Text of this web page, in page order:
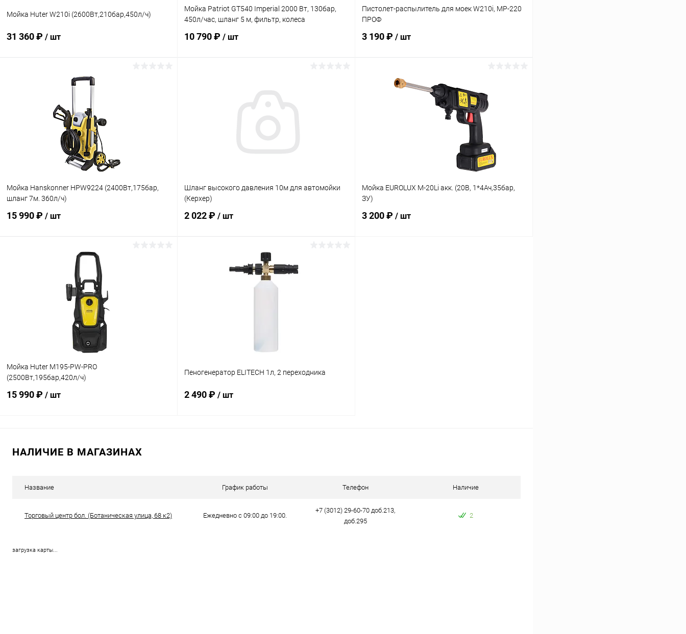
Мойка Huter W210i (2600Вт,210бар,450л/ч)
31 360 ₽ / шт
В корзину
Купить в 1 клик
Мойка Patriot GT540 Imperial 2000 Вт, 130бар,
450л/час, шланг 5 м, фильтр, колеса
10 790 ₽ / шт
Пистолет-распылитель для моек W210i, МР-220
ПРОФ
3 190 ₽ / шт
Сравнение
В наличии
Мойка Hanskonner HPW9224 (2400Вт,175бар,
шланг 7м. 360л/ч)
15 990 ₽ / шт
В корзину
Шланг высокого давления 10м для автомойки
(Керхер)
2 022 ₽ / шт
В корзину
Мойка EUROLUX M-20Li акк. (20В, 1*4Ач,35бар,
ЗУ)
3 200 ₽ / шт
Мойка Huter M195-PW-PRO
(2500Вт,195бар,420л/ч)
15 990 ₽ / шт
Пеногенератор ELITECH 1л, 2 переходника
2 490 ₽ / шт
НАЛИЧИЕ В МАГАЗИНАХ
Название График работы Телефон Наличие
Торговый центр бол. (Ботаническая улица, 68 к2) Ежедневно с 09:00 до 19:00.
+7 (3012) 29-60-70 доб.213,
доб.295
2
загрузка карты...